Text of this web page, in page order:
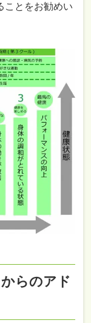
ことをお勧めい
らのアド